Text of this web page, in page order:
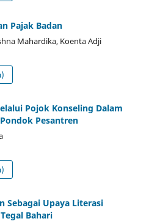
Pajak Badan
Mahardika, Koenta Adji
Pojok Konseling Dalam
Pesantren
Sebagai Upaya Literasi
Bahari